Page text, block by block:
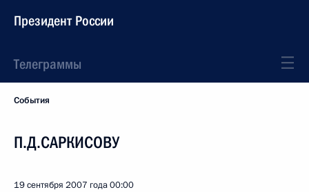
Президент России
Телеграммы
События
П.Д.САРКИСОВУ
19 сентября 2007 года00:00